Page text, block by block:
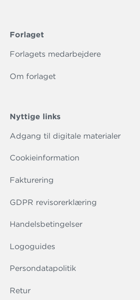
Forlaget
Forlagets medarbejdere
Om forlaget
Nyttige links
Adgang til digitale materialer
Cookieinformation
Fakturering
GDPR revisorerklæring
Handelsbetingelser
Logoguides
Persondatapolitik
Retur